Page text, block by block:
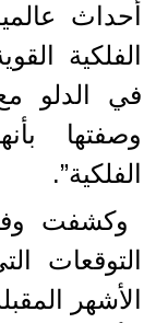
أحداث
الفلكية
في الدلو
وصفتها
الفلكية”.
وكشفت
التوقعات
الأشهر